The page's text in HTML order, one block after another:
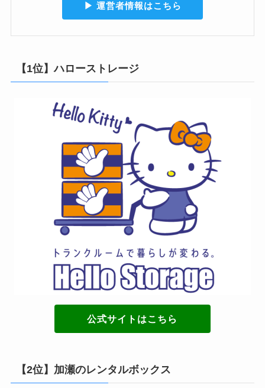
▶︎ 運営者情報はこちら
【1位】ハローストレージ
公式サイトはこちら
【2位】加瀬のレンタルボックス